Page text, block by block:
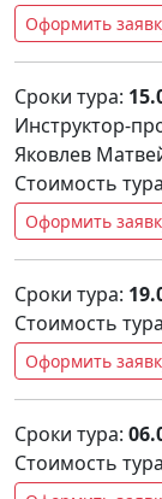
Оформить
Сроки тура:
Инструктор-
Яковлев
Стоимость
Оформить
Сроки тура:
Стоимость
Оформить
Сроки тура:
Стоимость